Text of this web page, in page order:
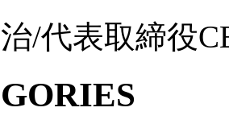
/代表取締役